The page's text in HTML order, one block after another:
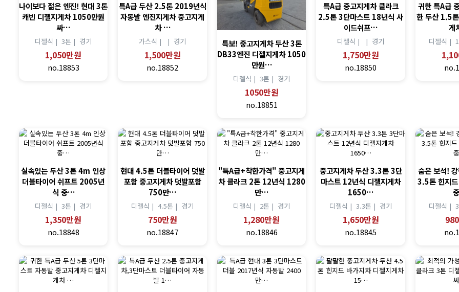
나이보다 젊은 엔진! 현대 3톤
캐빈 디젤지게차 1050만원
싸…
디젤식 |3톤 | 경기
1,050만원
no.18853
특A급 두산 2.5톤 2019년식
자동발 엔진지게차 중고지게
차 …
가스식 | | 경기
1,500만원
no.18852
특보! 중고지게차 두산 3톤
DB33엔진 디젤지게차 1050
만원…
디젤식 |3톤 | 경기
1050만원
no.18851
특A급 중고지게차 클라크
2.5톤 3단마스트 18년식 사
이드쉬프…
디젤식 | | 경기
1,750만원
no.18850
귀한 특A급
한 두산 1.5
게
디젤식 |
실속있는 두산 3톤 4m 인상
더블타이어 쉬프트 2005년
식 중…
디젤식 |3톤 | 경기
1,350만원
no.18848
현대 4.5톤 더블타이어 덧발
포함 중고지게차 덧발포함
750만…
디젤식 | 4.5톤 | 경기
750만원
no.18847
"특A급+착한가격" 중고지게
차 클라크 2톤 12년식 1280
만…
디젤식 | 2톤 | 경기
1,280만원
no.18846
중고지게차 두산 3.3톤 3단
마스트 12년식 디젤지게차
1650…
디젤식 |3.3톤 | 경기
1,650만원
no.18845
숨은 보석!
3.5톤 힌지
디젤식 |